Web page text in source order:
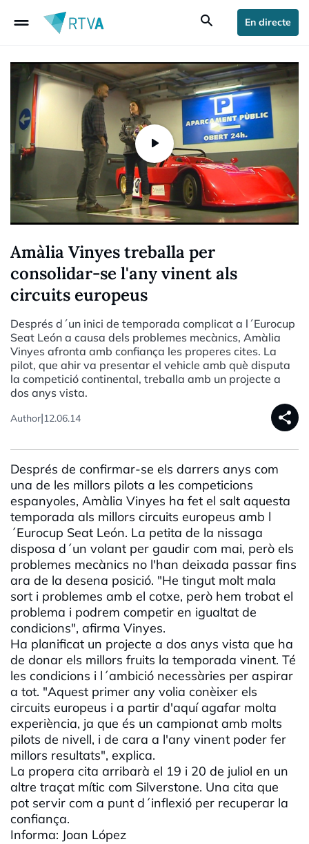
drag_handle search En directe
Amàlia Vinyes treballa per
consolidar-se l'any vinent als
circuits europeus
Després d´un inici de temporada complicat a l´Eurocup
Seat León a causa dels problemes mecànics, Amàlia
Vinyes afronta amb confiança les properes cites. La
pilot, que ahir va presentar el vehicle amb què disputa
la competició continental, treballa amb un projecte a
dos anys vista.
Author|12.06.14 share
Després de confirmar-se els darrers anys com
una de les millors pilots a les competicions
espanyoles, Amàlia Vinyes ha fet el salt aquesta
temporada als millors circuits europeus amb l
´Eurocup Seat León. La petita de la nissaga
disposa d´un volant per gaudir com mai, però els
problemes mecànics no l'han deixada passar fins
ara de la desena posició. "He tingut molt mala
sort i problemes amb el cotxe, però hem trobat el
problema i podrem competir en igualtat de
condicions", afirma Vinyes.
Ha planificat un projecte a dos anys vista que ha
de donar els millors fruits la temporada vinent. Té
les condicions i l´ambició necessàries per aspirar
a tot. "Aquest primer any volia conèixer els
circuits europeus i a partir d'aquí agafar molta
experiència, ja que és un campionat amb molts
pilots de nivell, i de cara a l'any vinent poder fer
millors resultats", explica.
La propera cita arribarà el 19 i 20 de juliol en un
altre traçat mític com Silverstone. Una cita que
pot servir com a punt d´inflexió per recuperar la
confiança.
Informa: Joan López